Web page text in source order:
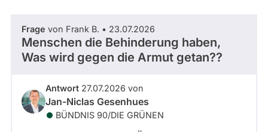
Frage von Frank B. • 23.07.2026
Menschen die Behinderung haben,
Was wird gegen die Armut getan??
Antwort 27.07.2026 von
Jan-Niclas Gesenhues
BÜNDNIS 90/­DIE GRÜNEN